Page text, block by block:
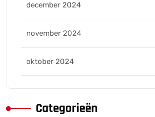
december 2024
november 2024
oktober 2024
Categorieën